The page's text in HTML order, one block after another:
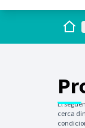
Inici
El
cerca